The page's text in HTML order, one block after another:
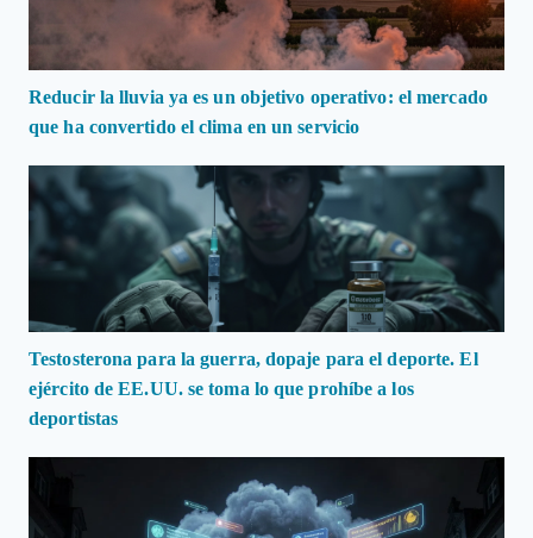
Reducir la lluvia ya es un objetivo operativo: el mercado
que ha convertido el clima en un servicio
Testosterona para la guerra, dopaje para el deporte. El
ejército de EE.UU. se toma lo que prohíbe a los
deportistas